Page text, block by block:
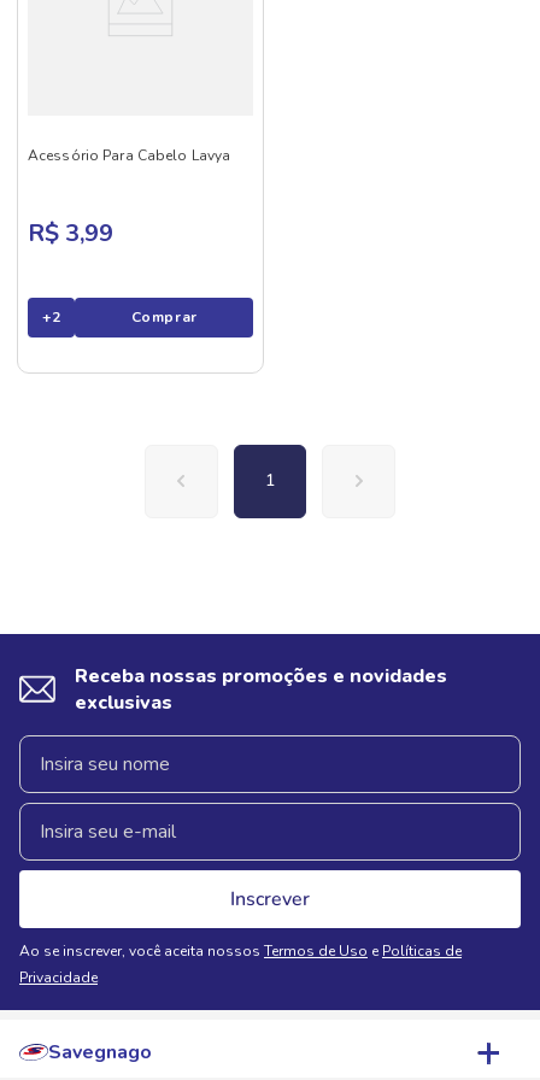
Acessório Para Cabelo Lavya
R$ 3,99
+2 Comprar
1
Receba nossas promoções e novidades
exclusivas
Inscrever
Ao se inscrever, você aceita nossos Termos de Uso e Políticas de
Privacidade
Savegnago